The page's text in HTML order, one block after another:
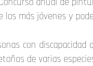
más jóvenes y
con
de varias